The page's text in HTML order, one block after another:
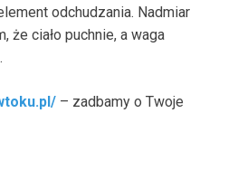
odchudzania. Nadmiar
że ciało puchnie, a waga
– zadbamy o Twoje